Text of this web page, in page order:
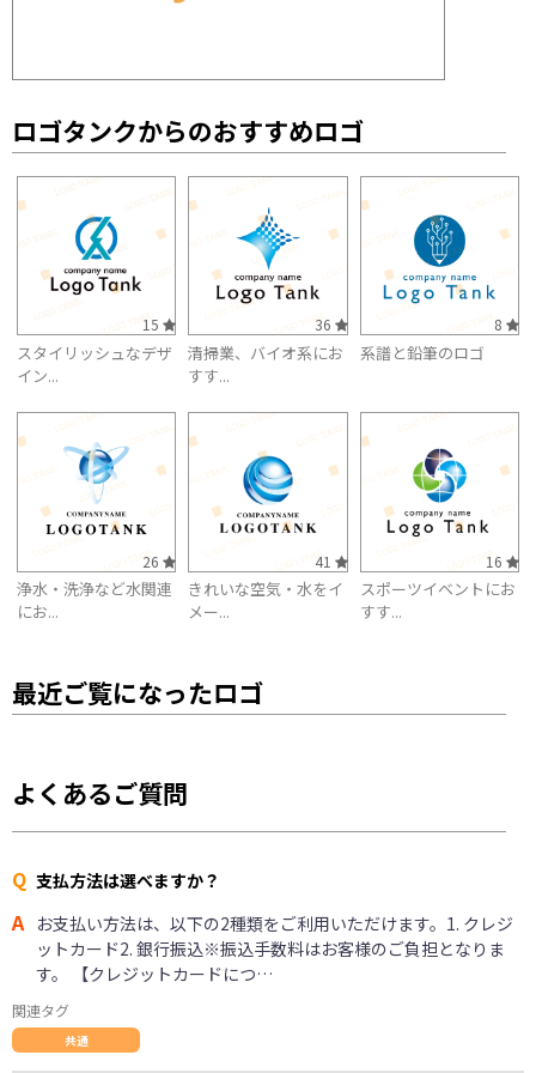
ロゴタンクからのおすすめロゴ
15
スタイリッシュなデザ
イン...
36
清掃業、バイオ系にお
すす...
8
系譜と鉛筆のロゴ
26
浄水・洗浄など水関連
にお...
41
きれいな空気・水をイ
メー...
16
スポーツイベントにお
すす...
最近ご覧になったロゴ
よくあるご質問
Q 支払方法は選べますか？
A お支払い方法は、以下の2種類をご利用いただけます。1. クレジ
ットカード2. 銀行振込※振込手数料はお客様のご負担となりま
す。 【クレジットカードにつ…
関連タグ
共通